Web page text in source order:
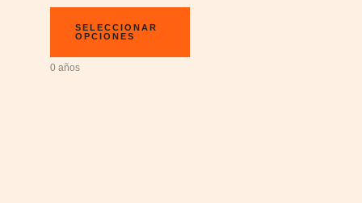
SELECCIONAR
OPCIONES
0 años